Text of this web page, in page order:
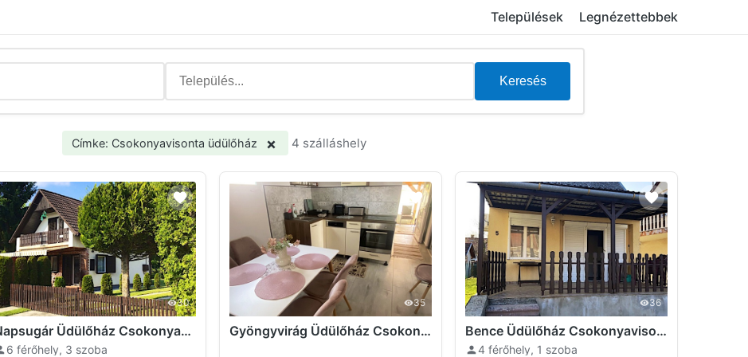
Települések Legnézettebbek
Keresés
Címke: Csokonyavisonta üdülőház × 4 szálláshely
30
Napsugár Üdülőház Csokonyavisonta
6 férőhely, 3 szoba
35
Gyöngyvirág Üdülőház Csokonyavisonta
36
Bence Üdülőház Csokonyavisonta
4 férőhely, 1 szoba